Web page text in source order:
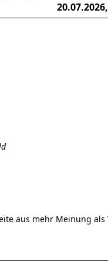
aus mehr Meinung als